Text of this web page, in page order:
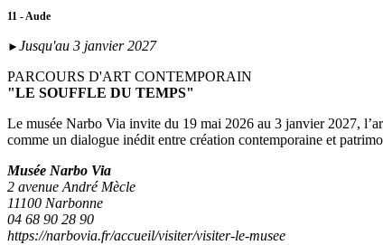
11 - Aude
► Jusqu'au 3 janvier 2027
PARCOURS D'ART CONTEMPORAIN
"LE SOUFFLE DU TEMPS"
Le musée Narbo Via invite du 19 mai 2026 au 3 janvier 2027,
comme un dialogue inédit entre création contemporaine et
Musée Narbo Via
2 avenue André Mècle
11100 Narbonne
04 68 90 28 90
https://narbovia.fr/accueil/visiter/visiter-le-musee